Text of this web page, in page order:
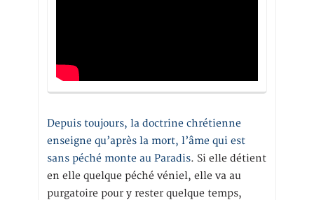
Depuis toujours, la doctrine chrétienne
enseigne qu’après la mort, l’âme qui est
sans péché monte au Paradis. Si elle détient
en elle quelque péché véniel, elle va au
purgatoire pour y rester quelque temps,